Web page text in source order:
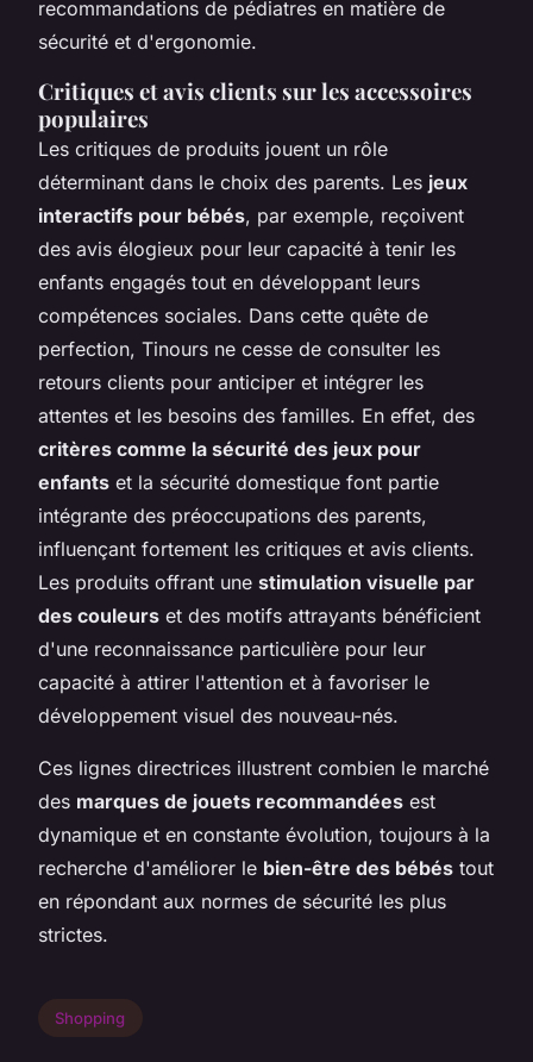
recommandations de pédiatres en matière de
sécurité et d'ergonomie.
Critiques et avis clients sur les accessoires
populaires
Les critiques de produits jouent un rôle
déterminant dans le choix des parents. Les jeux
interactifs pour bébés, par exemple, reçoivent
des avis élogieux pour leur capacité à tenir les
enfants engagés tout en développant leurs
compétences sociales. Dans cette quête de
perfection, Tinours ne cesse de consulter les
retours clients pour anticiper et intégrer les
attentes et les besoins des familles. En effet, des
critères comme la sécurité des jeux pour
enfants et la sécurité domestique font partie
intégrante des préoccupations des parents,
influençant fortement les critiques et avis clients.
Les produits offrant une stimulation visuelle par
des couleurs et des motifs attrayants bénéficient
d'une reconnaissance particulière pour leur
capacité à attirer l'attention et à favoriser le
développement visuel des nouveau-nés.
Ces lignes directrices illustrent combien le marché
des marques de jouets recommandées est
dynamique et en constante évolution, toujours à la
recherche d'améliorer le bien-être des bébés tout
en répondant aux normes de sécurité les plus
strictes.
Shopping